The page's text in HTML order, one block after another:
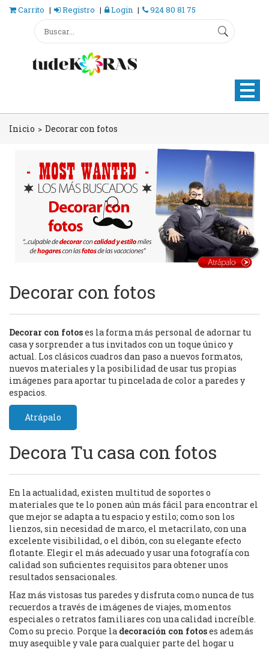
Carrito Registro Login 924 80 81 75
Inicio Decorar con fotos
Decorar con fotos
Decorar con fotoses la forma más personal de adornar tu
casa y sorprender a tus invitados con un toque único y
actual. Los clásicos cuadros dan paso a nuevos formatos,
nuevos materiales y la posibilidad de usar tus propias
imágenes para aportar tu pincelada de color a paredes y
espacios.
Atrápalo
Decora Tu casa con fotos
En la actualidad, existen multitud de soportes o
materiales que te lo ponen aún más fácil para encontrar el
que mejor se adapta a tu espacio y estilo; como son los
lienzos, sin necesidad de marco, el metacrilato, con una
excelente visibilidad, o el dibón, con su elegante efecto
flotante. Elegir el más adecuado y usar una fotografía con
calidad son suficientes requisitos para obtener unos
resultados sensacionales.
Haz más vistosas tus paredes y disfruta como nunca de tus
recuerdos a través de imágenes de viajes, momentos
especiales o retratos familiares con una calidad increíble.
Como su precio. Porque la decoración con fotoses además
muy asequible y vale para cualquier parte del hogar u